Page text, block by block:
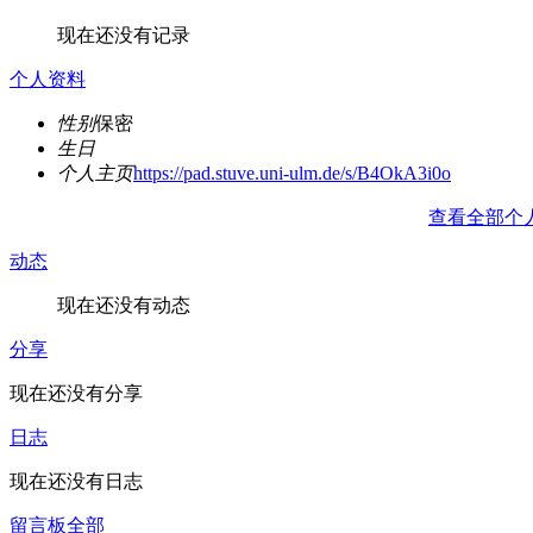
现在还没有记录
个人资料
性别保密
生日
个人主页https://pad.stuve.uni-ulm.de/s/B4OkA3i0o
查看全部个
动态
现在还没有动态
分享
现在还没有分享
日志
现在还没有日志
留言板全部